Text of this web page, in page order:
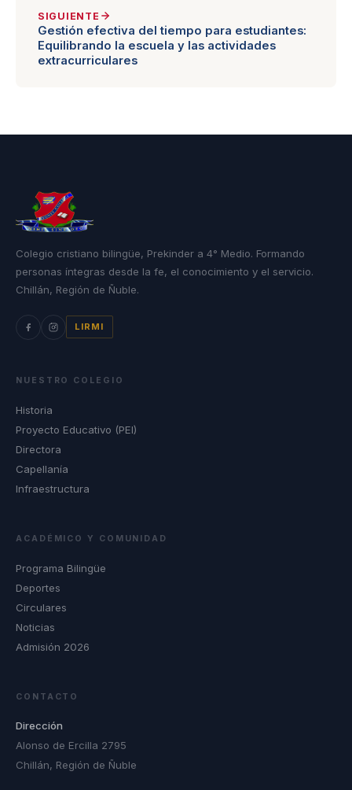
SIGUIENTE
Gestión efectiva del tiempo para estudiantes:
Equilibrando la escuela y las actividades
extracurriculares
Colegio cristiano bilingüe, Prekinder a 4° Medio. Formando
personas íntegras desde la fe, el conocimiento y el servicio.
Chillán, Región de Ñuble.
LIRMI
NUESTRO COLEGIO
Historia
Proyecto Educativo (PEI)
Directora
Capellanía
Infraestructura
ACADÉMICO Y COMUNIDAD
Programa Bilingüe
Deportes
Circulares
Noticias
Admisión 2026
CONTACTO
Dirección
Alonso de Ercilla 2795
Chillán, Región de Ñuble